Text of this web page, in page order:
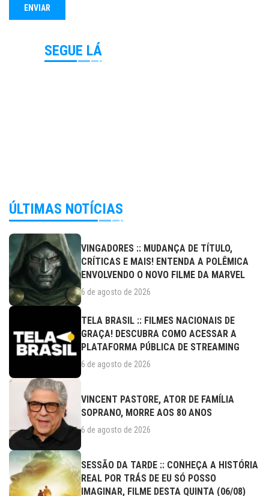
SEGUE LÁ
ÚLTIMAS NOTÍCIAS
VINGADORES :: MUDANÇA DE TÍTULO,
CRÍTICAS E MAIS! ENTENDA A POLÊMICA
ENVOLVENDO O NOVO FILME DA MARVEL
6 de agosto de 2026
TELA BRASIL :: FILMES NACIONAIS DE
GRAÇA! DESCUBRA COMO ACESSAR A
PLATAFORMA PÚBLICA DE STREAMING
6 de agosto de 2026
VINCENT PASTORE, ATOR DE FAMÍLIA
SOPRANO, MORRE AOS 80 ANOS
6 de agosto de 2026
SESSÃO DA TARDE :: CONHEÇA A HISTÓRIA
REAL POR TRÁS DE EU SÓ POSSO
IMAGINAR, FILME DESTA QUINTA (06/08)